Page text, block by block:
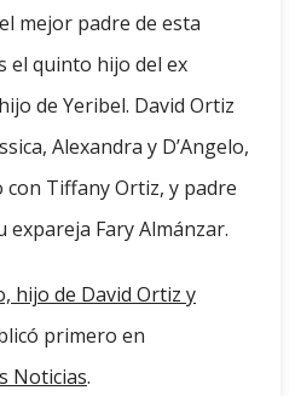
mejor padre de esta
el quinto hijo del ex
de Yeribel. David Ortiz
Alexandra y D’Angelo,
Tiffany Ortiz, y padre
expareja Fary Almánzar.
hijo de David Ortiz y
primero en
Noticias.